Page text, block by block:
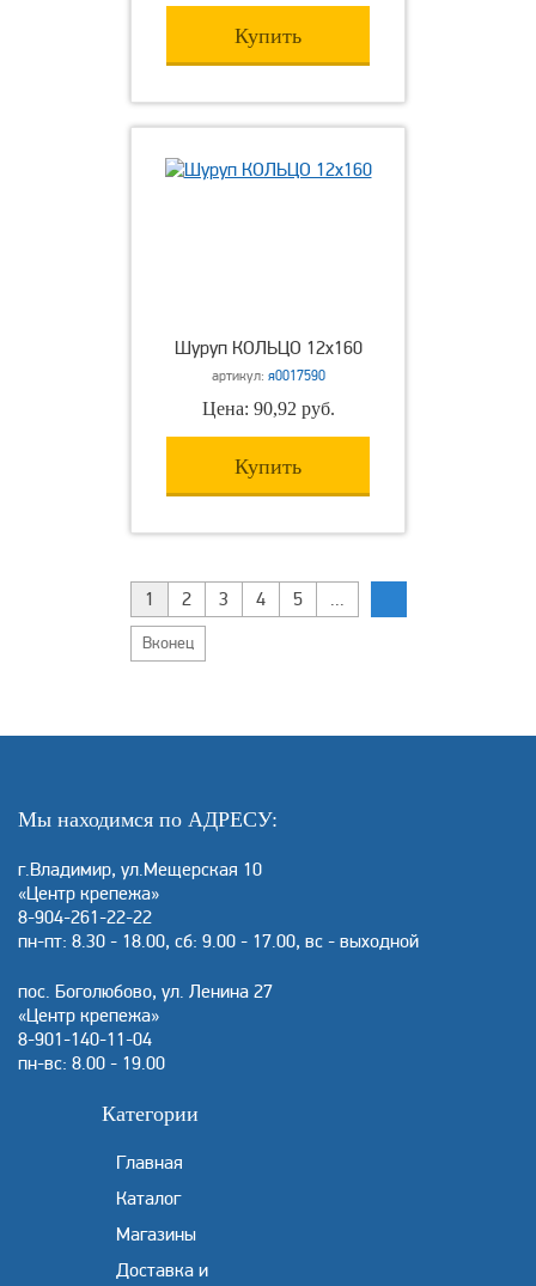
Купить
Шуруп КОЛЬЦО 12х160
артикул: я0017590
Цена: 90,92 руб.
Купить
1 2 3 4 5 ...
Вконец
Мы находимся по АДРЕСУ:
г.Владимир, ул.Мещерская 10
«Центр крепежа»
8-904-261-22-22
пн-пт: 8.30 - 18.00, сб: 9.00 - 17.00, вс - выходной
пос. Боголюбово, ул. Ленина 27
«Центр крепежа»
8-901-140-11-04
пн-вс: 8.00 - 19.00
Категории
Главная
Каталог
Магазины
Доставка и